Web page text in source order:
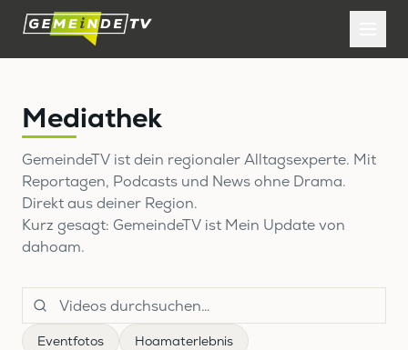
Mediathek
GemeindeTV ist dein regionaler Alltagsexperte. Mit
Reportagen, Podcasts und News ohne Drama.
Direkt aus deiner Region.
Kurz gesagt: GemeindeTV ist Mein Update von
dahoam.
Eventfotos Hoamaterlebnis